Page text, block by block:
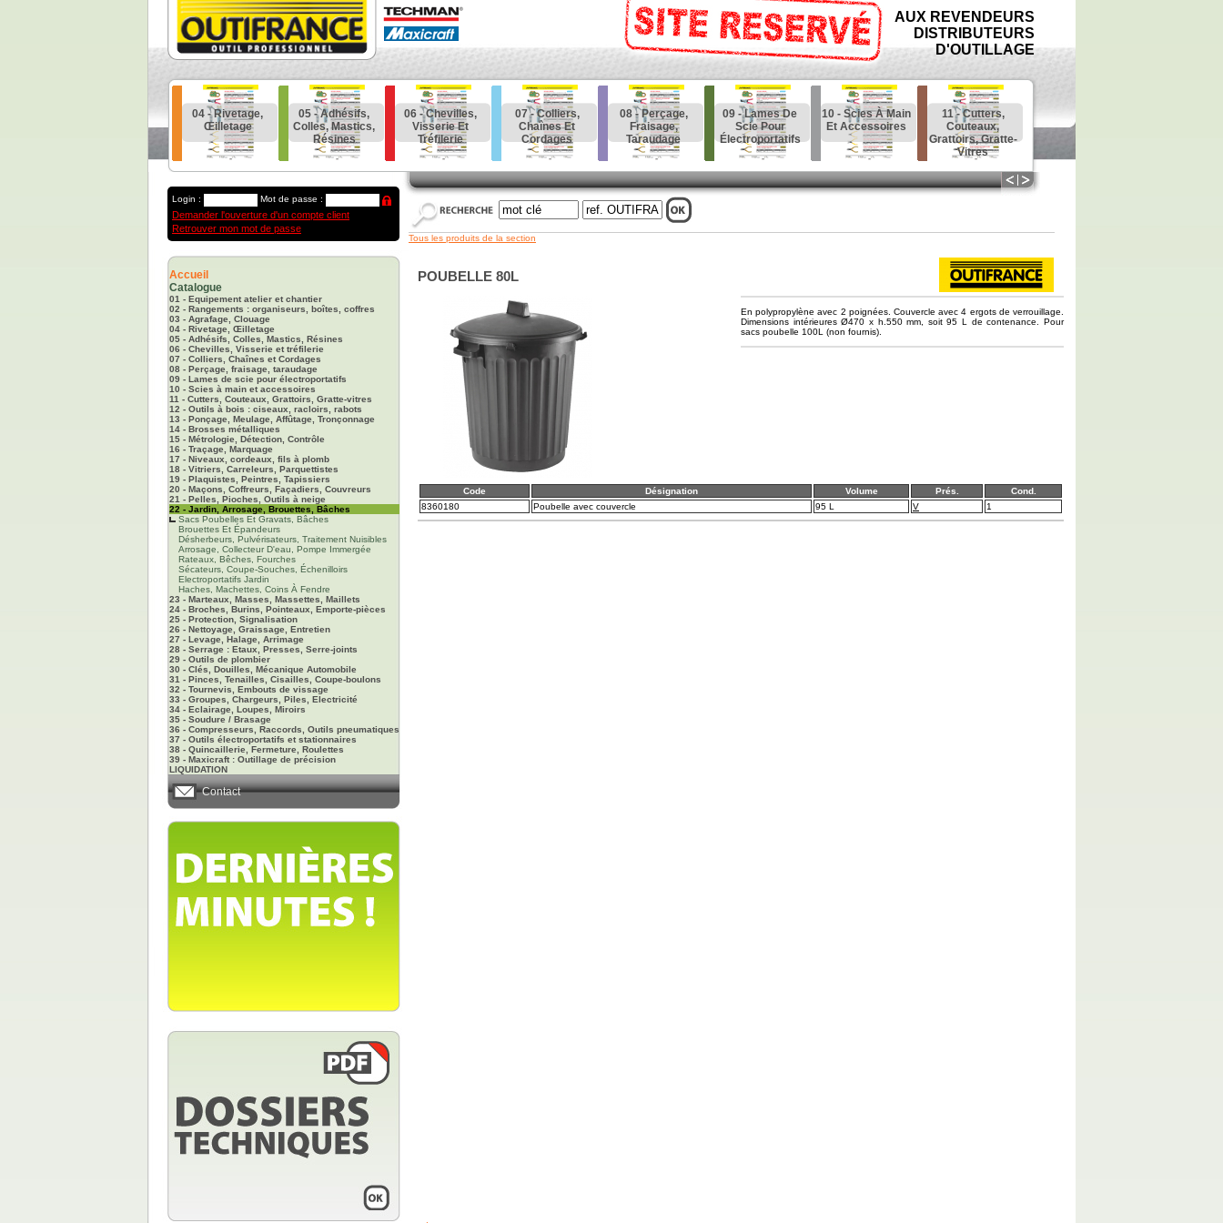
AUX REVENDEURS
DISTRIBUTEURS
D'OUTILLAGE
04 - Rivetage,
Œilletage
05 - Adhésifs,
Colles, Mastics,
Résines
06 - Chevilles,
Visserie Et
Tréfilerie
07 - Colliers,
Chaînes Et
Cordages
08 - Perçage,
Fraisage,
Taraudage
09 - Lames De
Scie Pour
Électroportatifs
10 - Scies À Main
Et Accessoires
11 - Cutters,
Couteaux,
Grattoirs, Gratte-
Vitres
: Ciseaux,
Login : Mot de passe :
Demander l'ouverture d'un compte client
Retrouver mon mot de passe
Accueil
Catalogue
01 - Equipement atelier et chantier
02 - Rangements : organiseurs, boîtes, coffres
03 - Agrafage, Clouage
04 - Rivetage, Œilletage
05 - Adhésifs, Colles, Mastics, Résines
06 - Chevilles, Visserie et tréfilerie
07 - Colliers, Chaînes et Cordages
08 - Perçage, fraisage, taraudage
09 - Lames de scie pour électroportatifs
10 - Scies à main et accessoires
11 - Cutters, Couteaux, Grattoirs, Gratte-vitres
12 - Outils à bois : ciseaux, racloirs, rabots
13 - Ponçage, Meulage, Affûtage, Tronçonnage
14 - Brosses métalliques
15 - Métrologie, Détection, Contrôle
16 - Traçage, Marquage
17 - Niveaux, cordeaux, fils à plomb
18 - Vitriers, Carreleurs, Parquettistes
19 - Plaquistes, Peintres, Tapissiers
20 - Maçons, Coffreurs, Façadiers, Couvreurs
21 - Pelles, Pioches, Outils à neige
22 - Jardin, Arrosage, Brouettes, Bâches
Sacs Poubelles Et Gravats, Bâches
Brouettes Et Épandeurs
Désherbeurs, Pulvérisateurs, Traitement Nuisibles
Arrosage, Collecteur D'eau, Pompe Immergée
Rateaux, Bêches, Fourches
Sécateurs, Coupe-Souches, Échenilloirs
Electroportatifs Jardin
Haches, Machettes, Coins À Fendre
23 - Marteaux, Masses, Massettes, Maillets
24 - Broches, Burins, Pointeaux, Emporte-pièces
25 - Protection, Signalisation
26 - Nettoyage, Graissage, Entretien
27 - Levage, Halage, Arrimage
28 - Serrage : Etaux, Presses, Serre-joints
29 - Outils de plombier
30 - Clés, Douilles, Mécanique Automobile
31 - Pinces, Tenailles, Cisailles, Coupe-boulons
32 - Tournevis, Embouts de vissage
33 - Groupes, Chargeurs, Piles, Electricité
34 - Eclairage, Loupes, Miroirs
35 - Soudure / Brasage
36 - Compresseurs, Raccords, Outils pneumatiques
37 - Outils électroportatifs et stationnaires
38 - Quincaillerie, Fermeture, Roulettes
39 - Maxicraft : Outillage de précision
LIQUIDATION
Contact
Tous les produits de la section
POUBELLE 80L
En polypropylène avec 2 poignées. Couvercle avec 4 ergots de verrouillage.
Dimensions intérieures Ø470 x h.550 mm, soit 95 L de contenance. Pour
sacs poubelle 100L (non fournis).
Code Désignation Volume Prés.
Cond.
8360180
Poubelle avec couvercle 95 L V 1